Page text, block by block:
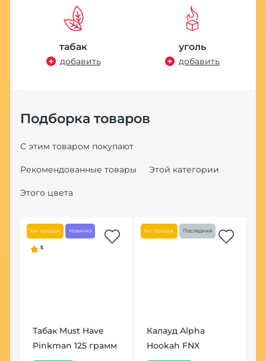
табак
добавить
уголь
добавить
Подборка товаров
С этим товаром покупают
Рекомендованные товары Этой категории
Этого цвета
Хит продаж Новинка
5
Табак Must Have
Pinkman 125 грамм
Хит продаж Последний
Калауд Alpha
Hookah FNX